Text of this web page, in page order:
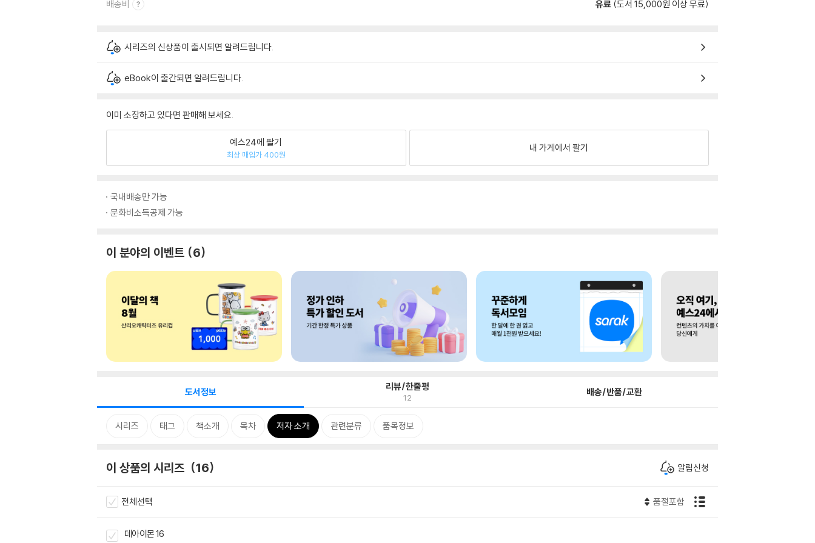
배송비 유료 (도서 15,000원 이상 무료)
시리즈의 신상품이 출시되면 알려드립니다.
eBook이 출간되면 알려드립니다.
이미 소장하고 있다면 판매해 보세요.
예스24에 팔기
최상 매입가 400원
내 가게에서 팔기
국내배송만 가능
문화비소득공제 가능
이 분야의 이벤트 6
도서정보 리뷰/한줄평
12 배송/반품/교환
시리즈 태그 책소개 목차 저자 소개 관련분류 품목정보
이 상품의 시리즈 16 알림신청
전체선택 품절포함
데아이몬 16